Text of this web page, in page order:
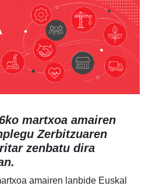
martxoa amairen
Zerbitzuaren
zenbatu dira
amairen lanbide Euskal